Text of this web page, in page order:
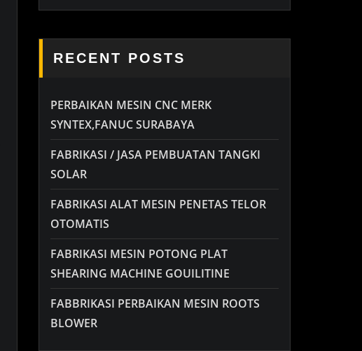
RECENT POSTS
PERBAIKAN MESIN CNC MERK
SYNTEX,FANUC SURABAYA
FABRIKASI / JASA PEMBUATAN TANGKI
SOLAR
FABRIKASI ALAT MESIN PENETAS TELOR
OTOMATIS
FABRIKASI MESIN POTONG PLAT
SHEARING MACHINE GOUILITINE
FABBRIKASI PERBAIKAN MESIN ROOTS
BLOWER